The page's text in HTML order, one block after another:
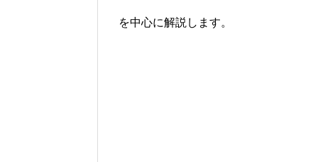
を中心に解説します。